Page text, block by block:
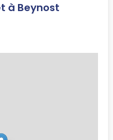
à Beynost